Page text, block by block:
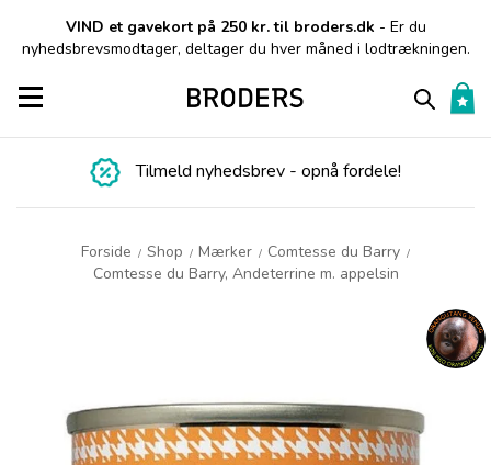
VIND et gavekort på 250 kr. til broders.dk - Er du
nyhedsbrevsmodtager, deltager du hver måned i lodtrækningen.
Toggle navigation
Tilmeld nyhedsbrev - opnå fordele!
Forside / Shop / Mærker / Comtesse du Barry /
Comtesse du Barry, Andeterrine m. appelsin